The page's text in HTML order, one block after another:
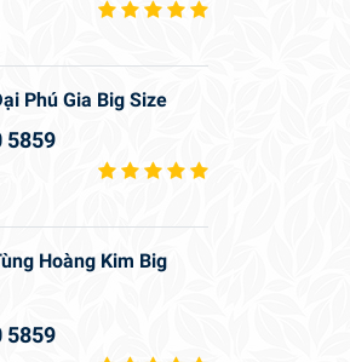
Phú Gia Big Size
5859
Hoàng Kim Big
5859